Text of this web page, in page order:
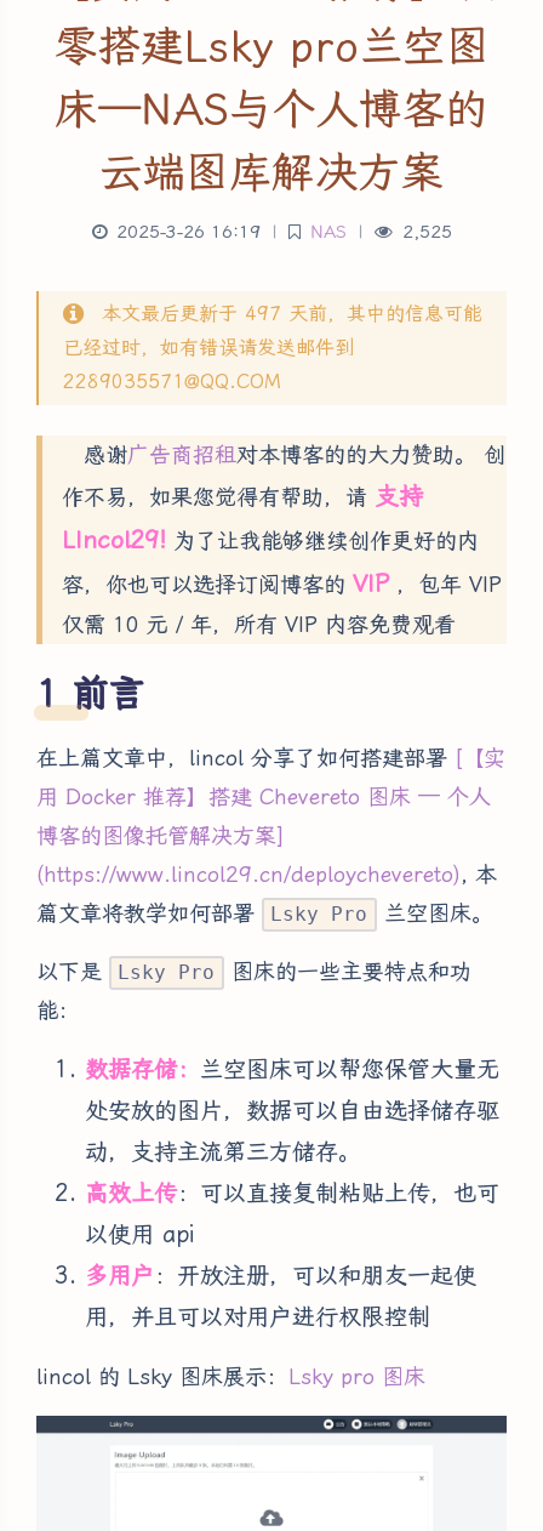
零搭建Lsky pro兰空图
床—NAS与个人博客的
云端图库解决方案
2025-3-26 16:19 | NAS | 2,525
本文最后更新于 497 天前，其中的信息可能
已经过时，如有错误请发送邮件到
2289035571@QQ.COM
感谢广告商招租对本博客的的大力赞助。 创
作不易，如果您觉得有帮助，请 支持
LIncol29! 为了让我能够继续创作更好的内
容，你也可以选择订阅博客的 VIP，包年 VIP
仅需 10 元 / 年，所有 VIP 内容免费观看
前言
在上篇文章中，lincol 分享了如何搭建部署 [【实
用 Docker 推荐】搭建 Chevereto 图床 — 个人
博客的图像托管解决方案]
(https://www.lincol29.cn/deploychevereto), 本
篇文章将教学如何部署
Lsky Pro 兰空图床。
以下是 Lsky Pro
图床的一些主要特点和功
能：
数据存储： 兰空图床可以帮您保管大量无
处安放的图片，数据可以自由选择储存驱
动，支持主流第三方储存。
高效上传：可以直接复制粘贴上传，也可
以使用 api
多用户 ：开放注册，可以和朋友一起使
用，并且可以对用户进行权限控制
lincol 的 Lsky 图床展示： Lsky pro 图床